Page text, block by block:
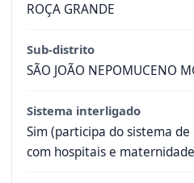
ROÇA GRANDE
Sub-distrito
SÃO JOÃO NEPOMUCENO
Sistema interligado
Sim (participa do sistema
com hospitais e